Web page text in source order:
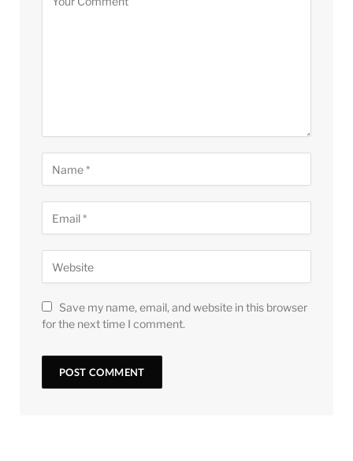
Save my name, email, and website in this browser
for the next time I comment.